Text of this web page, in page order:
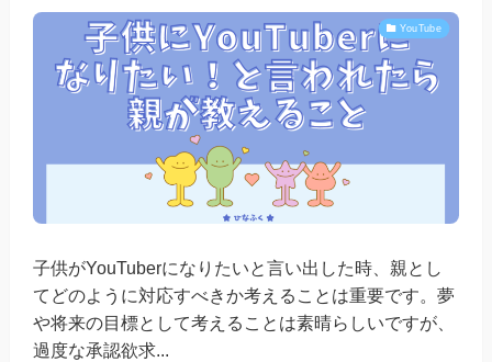
YouTube
子供がYouTuberになりたいと言い出した時、親とし
てどのように対応すべきか考えることは重要です。夢
や将来の目標として考えることは素晴らしいですが、
過度な承認欲求...